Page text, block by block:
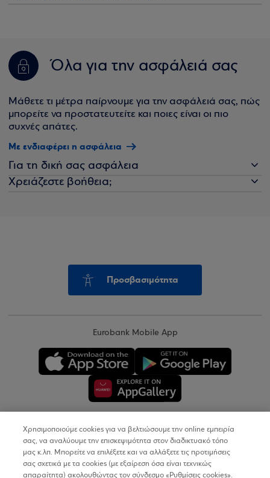
Όλα για την ασφάλειά σας
Μάθετε τι μέτρα παίρνουμε για την ασφάλειά σας, πώς
μπορείτε να προστατευτείτε και ποιες είναι οι πιο
συχνές απάτες.
Με ενδιαφέρει η ασφάλεια
Για τη δική σας ασφάλεια
Χρειάζεστε βοήθεια;
Προσβασιμότητα
Eurobank Mobile App
Copyright © 2026
Όροι Χρήσης
Χρησιμοποιούμε cookies για να βελτιώσουμε την online εμπειρία
σας, να αναλύουμε την επισκεψιμότητα στον διαδικτυακό τόπο
μας κ.λπ. Μπορείτε να επιλέξετε και να αλλάξετε τις προτιμήσεις
σας σχετικά με τα cookies (με εξαίρεση όσα είναι τεχνικώς
απαραίτητα) ακολουθώντας τον σύνδεσμο «Ρυθμίσεις cookies».